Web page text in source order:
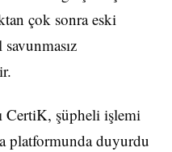
çok sonra eski
savunmasız
CertiK, şüpheli işlemi
platformunda duyurdu